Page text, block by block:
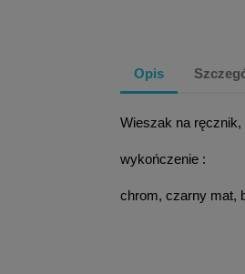
Opis
Wieszak na ręcznik,
wykończenie :
chrom, czarny mat,